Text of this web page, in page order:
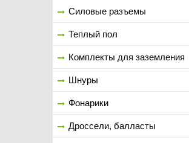
Силовые разъемы
Теплый пол
Комплекты для заземления
Шнуры
Фонарики
Дроссели, балласты